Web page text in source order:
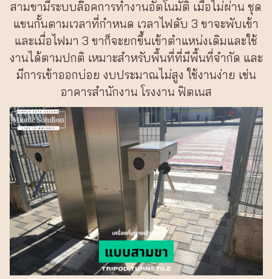
สามขามีระบบล๊อคการทำงานอัตโนมัติ เมื่อไม่ผ่าน ชุด
แขนกั้นตามเวลาที่กำหนด เวลาไฟดับ 3 ขาจะพับเข้า
และเมื่อไฟมา 3 ขาก็จะยกขึ้นเข้าตำแหน่งเดิมและใช้
งานได้ตามปกติ เหมาะสำหรับพื้นที่ที่มีพื้นที่จำกัด และ
มีการเข้าออกบ่อย งบประมาณไม่สูง ใช้งานง่าย เช่น
อาคารสำนักงาน โรงงาน ฟิตเนส